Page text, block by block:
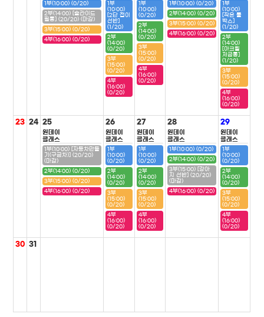
1부(10:00) (0/20)
2부(14:00) [슬라이드
필통] (20/20) (마감)
3부(15:00) (0/20)
4부(16:00) (0/20)
1부
(10:00)
[2단 접이
선반]
(1/20)
2부
(14:00)
(0/20)
3부
(15:00)
(0/20)
4부
(16:00)
(0/20)
1부
(10:00)
(0/20)
2부
(14:00)
(0/20)
3부
(15:00)
(0/20)
4부
(16:00)
(0/20)
1부(10:00) (0/20)
2부(14:00) (0/20)
3부(15:00) (0/20)
4부(16:00) (0/20)
1부
(10:00)
[작은 툴
박스]
(1/20)
2부
(14:00)
[아크릴
저금통]
(1/20)
3부
(15:00)
(0/20)
4부
(16:00)
(0/20)
23 24 25
원데이
클래스
1부(10:00) [자동차만들
기(구급차)] (20/20)
(마감)
2부(14:00) (0/20)
3부(15:00) (0/20)
4부(16:00) (0/20)
26
원데이
클래스
1부
(10:00)
(0/20)
2부
(14:00)
(0/20)
3부
(15:00)
(0/20)
4부
(16:00)
(0/20)
27
원데이
클래스
1부
(10:00)
(0/20)
2부
(14:00)
(0/20)
3부
(15:00)
(0/20)
4부
(16:00)
(0/20)
28
원데이
클래스
1부(10:00) (0/20)
2부(14:00) (0/20)
3부(15:00) [강아
지 선반] (20/20)
(마감)
4부(16:00) (0/20)
29
원데이
클래스
1부
(10:00)
(0/20)
2부
(14:00)
(0/20)
3부
(15:00)
(0/20)
4부
(16:00)
(0/20)
30 31